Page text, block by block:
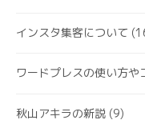
インスタ集客について
ワードプレスの使い方や
秋山アキラの新説 (9)